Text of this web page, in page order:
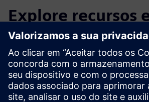
Explore recursos
produtos
Pré-requisitos
NX CAM v2312 e versões mais recentes